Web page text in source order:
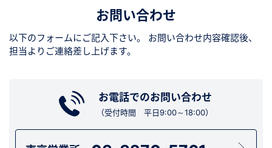
お問い合わせ
以下のフォームにご記入下さい。
お問い合わせ内容確認後、
担当よりご連絡差し上げます。
お電話でのお問い合わせ
（受付時間 平日9:00～18:00）